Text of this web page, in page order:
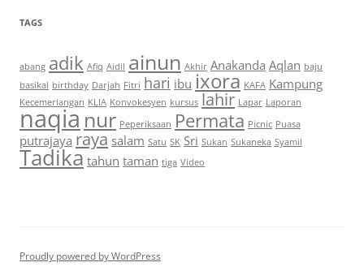
TAGS
abang adik Afiq Aidil ainun Akhir Anakanda Aqlan baju
basikal birthday Darjah Fitri hari ibu ixora KAFA Kampung
Kecemerlangan KLIA Konvokesyen kursus lahir Lapar Laporan
naqia nur Peperiksaan Permata Picnic Puasa
putrajaya raya salam Satu SK Sri Sukan Sukaneka Syamil
Tadika tahun taman tiga Video
Proudly powered by WordPress